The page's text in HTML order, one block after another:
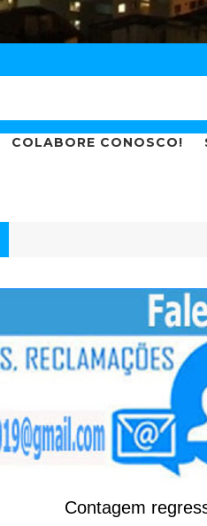
COLABORE CONOSCO!